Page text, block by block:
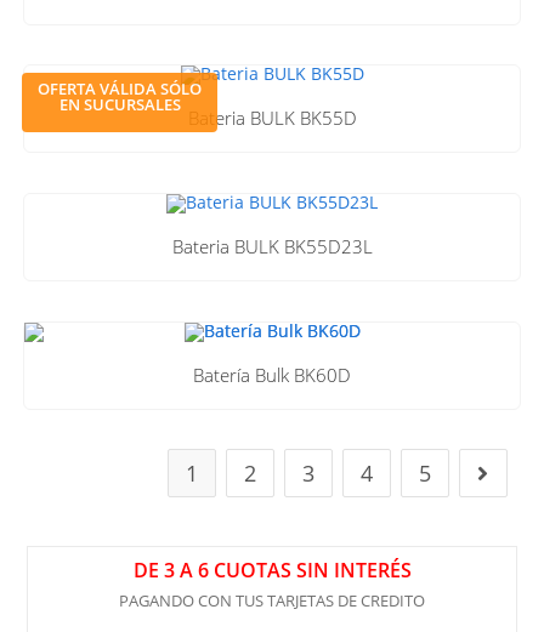
Bateria BULK BK55D
OFERTA VÁLIDA SÓLO
EN SUCURSALES
Bateria BULK BK55D23L
Batería Bulk BK60D
1 2 3 4 5
DE 3 A 6 CUOTAS SIN INTERÉS
PAGANDO CON TUS TARJETAS DE CREDITO